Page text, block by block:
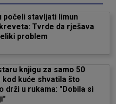
počeli stavljati limun
Tvrde da rješava
problem
knjigu za samo 50
kod kuće shvatila što
drži u rukama: "Dobila si